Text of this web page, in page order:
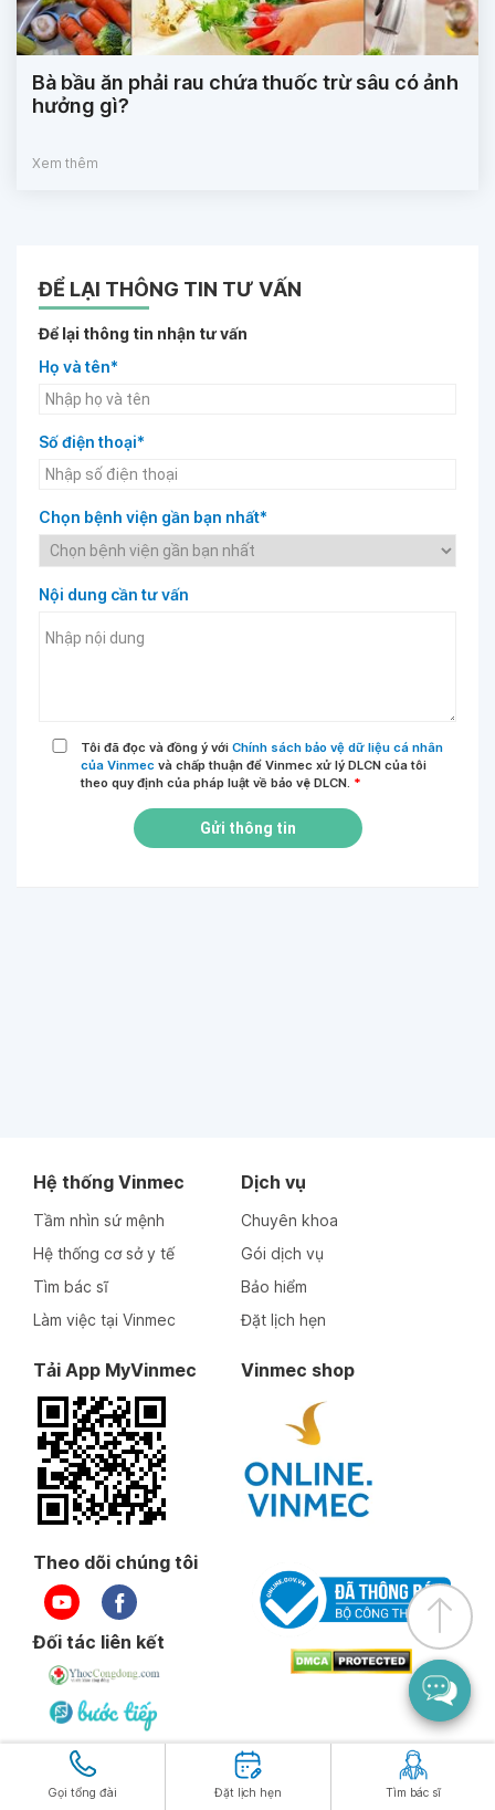
Bà bầu ăn phải rau chứa thuốc trừ sâu có ảnh
hưởng gì?
Xem thêm
ĐỂ LẠI THÔNG TIN TƯ VẤN
Để lại thông tin nhận tư vấn
Họ và tên*
Số điện thoại*
Chọn bệnh viện gần bạn nhất*
Nội dung cần tư vấn
Tôi đã đọc và đồng ý với Chính sách bảo vệ dữ liệu cá nhân
của Vinmec và chấp thuận để Vinmec xử lý DLCN của tôi
theo quy định của pháp luật về bảo vệ DLCN. *
Gửi thông tin
Gọi tổng đài Đặt lịch hẹn Tìm bác sĩ
Hệ thống Vinmec
Tầm nhìn sứ mệnh
Hệ thống cơ sở y tế
Tìm bác sĩ
Làm việc tại Vinmec
Dịch vụ
Chuyên khoa
Gói dịch vụ
Bảo hiểm
Đặt lịch hẹn
Tải App MyVinmec Vinmec shop
Theo dõi chúng tôi
Đối tác liên kết